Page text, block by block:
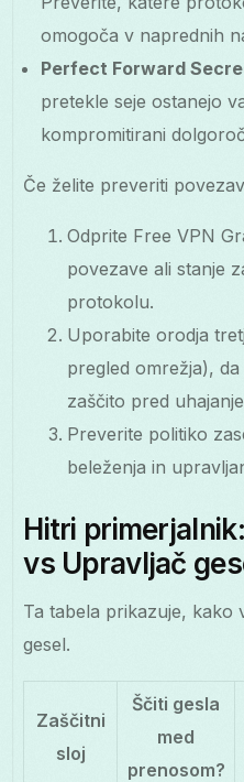
omogoča v naprednih
Perfect Forward
pretekle seje ostanejo
kompromitirani
Če želite preveriti
Odprite Free VPN
povezave ali stanje
protokolu.
Uporabite orodja
pregled omrežja),
zaščito pred
Preverite politiko
beleženja in
Hitri
vs Upravljač
Ta tabela prikazuje, kako
gesel.
Zaščitni
sloj
Ščiti gesla
med
prenosom?